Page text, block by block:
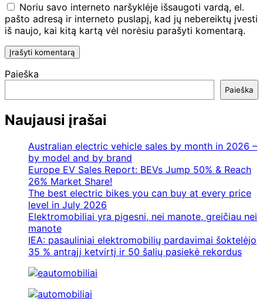
Noriu savo interneto naršyklėje išsaugoti vardą, el.
pašto adresą ir interneto puslapį, kad jų nebereiktų įvesti
iš naujo, kai kitą kartą vėl norėsiu parašyti komentarą.
Paieška
Paieška
Naujausi įrašai
Australian electric vehicle sales by month in 2026 –
by model and by brand
Europe EV Sales Report: BEVs Jump 50% & Reach
26% Market Share!
The best electric bikes you can buy at every price
level in July 2026
Elektromobiliai yra pigesni, nei manote, greičiau nei
manote
IEA: pasauliniai elektromobilių pardavimai šoktelėjo
35 % antrąjį ketvirtį ir 50 šalių pasiekė rekordus